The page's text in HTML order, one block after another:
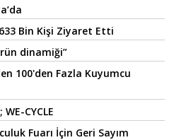
Bin Kişi Ziyaret Etti
dinamiği”
100'den Fazla Kuyumcu
CYCLE
Fuarı İçin Geri Sayım